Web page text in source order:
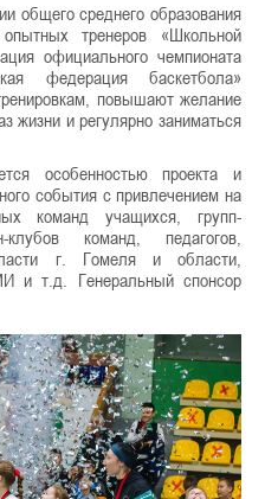
общего среднего образования
тренеров «Школьной
официального чемпионата
федерация баскетбола»
повышают желание
жизни и регулярно заниматься
особенностью проекта и
события с привлечением на
команд учащихся, групп-
команд, педагогов,
г. Гомеля и области,
и т.д. Генеральный спонсор